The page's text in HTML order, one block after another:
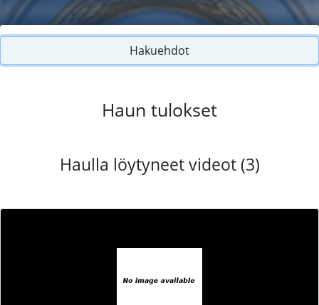
Hakuehdot
Haun tulokset
Haulla löytyneet videot (3)